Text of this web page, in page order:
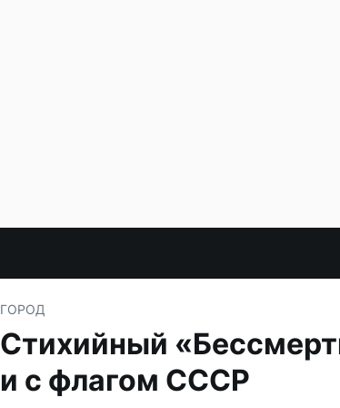
ГОРОД
Стихийный
и с флагом СССР